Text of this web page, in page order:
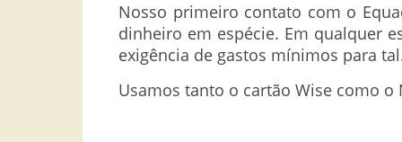
Nosso primeiro contato com o
dinheiro em espécie. Em qualquer
exigência de gastos mínimos para
Usamos tanto o cartão Wise como